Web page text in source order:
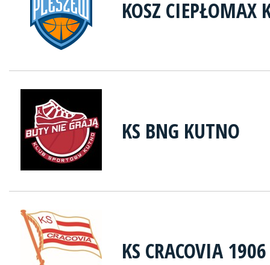
KOSZ CIEPŁOMAX
KS BNG KUTNO
KS CRACOVIA 1906